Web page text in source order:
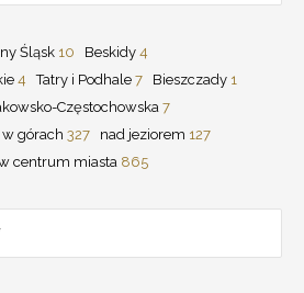
Śląsk 10 Beskidy 4
4 Tatry i Podhale 7 Bieszczady 1
Częstochowska7
w górach 327 nad jeziorem 127
centrum miasta 865